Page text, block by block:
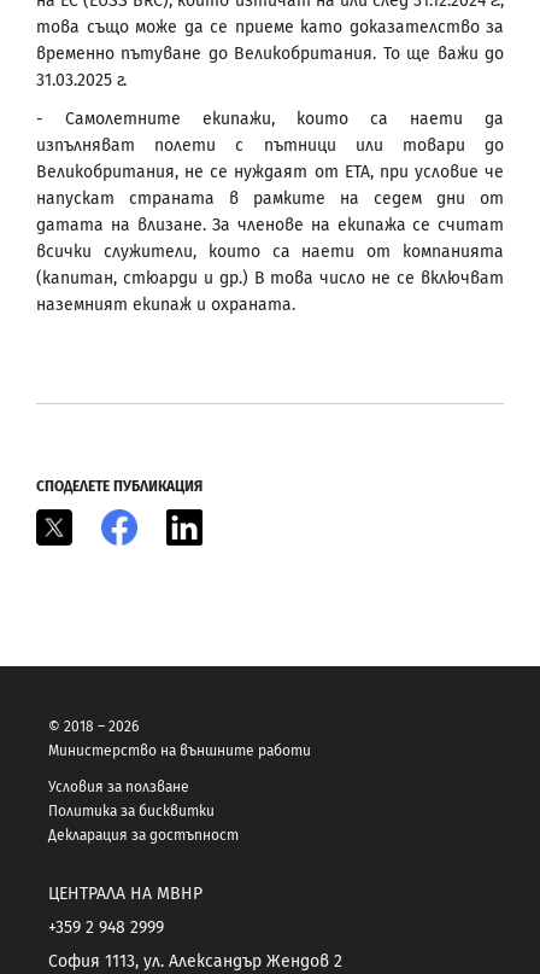
това също може да се приеме като доказателство за
временно пътуване до Великобритания. То ще важи до
31.03.2025 г.
- Самолетните екипажи, които са наети да
изпълняват полети с пътници или товари до
Великобритания, не се нуждаят от ЕТА, при условие че
напускат страната в рамките на седем дни от
датата на влизане. За членове на екипажа се считат
всички служители, които са наети от компанията
(капитан, стюарди и др.) В това число не се включват
наземният екипаж и охраната.
СПОДЕЛЕТЕ ПУБЛИКАЦИЯ
Facebook
© 2018 – 2026
Министерство на външните работи
Условия за ползване
Политика за бисквитки
Декларация за достъпност
ЦЕНТРАЛА НА МВНР
+359 2 948 2999
София 1113, ул. Александър Жендов 2